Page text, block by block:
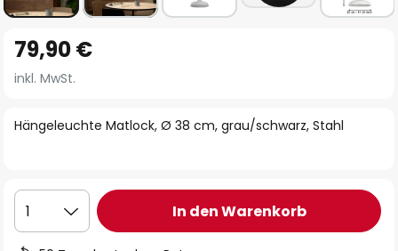
Anfang
der
springen
Hängeleuchte Matlock, Ø 38 cm, grau/schwarz, Stahl
79,90 €
inkl. MwSt.
1 In den Warenkorb